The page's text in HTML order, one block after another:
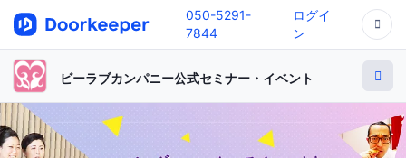
050-5291-
7844
ログイ
ン
ビーラブカンパニー公式セミナー・イベント